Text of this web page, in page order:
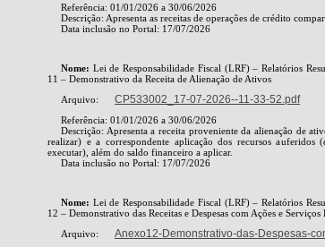
Referência: 01/01/2026 a 30/06/2026
Descrição: Apresenta as receitas de operações de crédito
Data inclusão no Portal: 17/07/2026
Nome: Lei de Responsabilidade Fiscal (LRF) – Relatórios
11 – Demonstrativo da Receita de Alienação de Ativos
Arquivo:
CP533002_17-07-2026--11-33-52.pdf
Referência: 01/01/2026 a 30/06/2026
Descrição: Apresenta a receita proveniente da alienação de
realizar) e a correspondente aplicação dos recursos auferidos
executar), além do saldo financeiro a aplicar.
Data inclusão no Portal: 17/07/2026
Nome: Lei de Responsabilidade Fiscal (LRF) – Relatórios
12 – Demonstrativo das Receitas e Despesas com Ações e Serviços
Arquivo:
Anexo12-Demonstrativo-das-Despesas-